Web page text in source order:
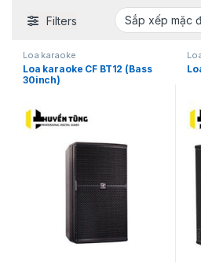
Filters
Loa karaoke
Loa karaoke CF BT12 (Bass
30inch)